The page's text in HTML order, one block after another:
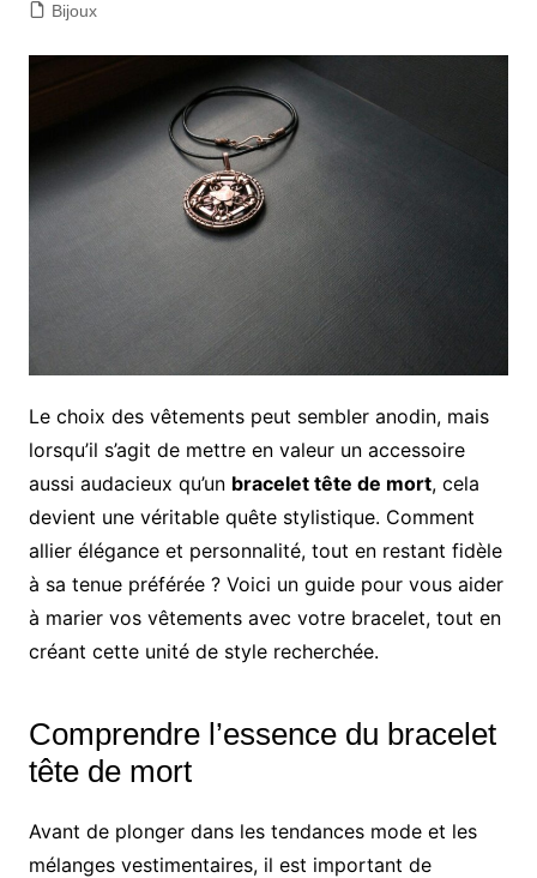
Bijoux
Le choix des vêtements peut sembler anodin, mais
lorsqu’il s’agit de mettre en valeur un accessoire
aussi audacieux qu’un bracelet tête de mort, cela
devient une véritable quête stylistique. Comment
allier élégance et personnalité, tout en restant fidèle
à sa tenue préférée ? Voici un guide pour vous aider
à marier vos vêtements avec votre bracelet, tout en
créant cette unité de style recherchée.
Comprendre l’essence du bracelet
tête de mort
Avant de plonger dans les tendances mode et les
mélanges vestimentaires, il est important de